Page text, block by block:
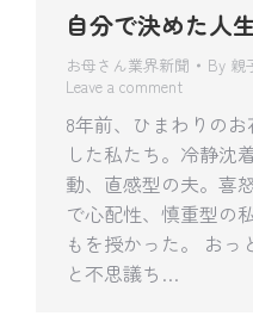
自分で決めた人
お母さん業界新聞 By 親
Leave a comment
8年前、ひまわりの
した私たち。冷静沈
動、直感型の夫。喜
で心配性、慎重型の
もを授かった。 おっ
と不思議ち…